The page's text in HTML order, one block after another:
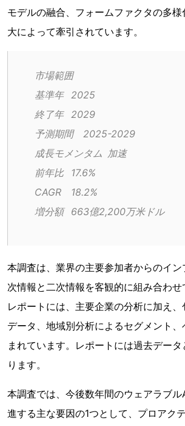
モデルの融合、フォームファクタの多
大によって牽引されています。
市場範囲
基準年	2025
終了年	2029
予測期間	2025-2029
成長モメンタム	加速
前年比	17.6%
CAGR	18.2%
増分額	663億2,200万米ドル
本調査は、業界の主要参加者からのイ
次情報と二次情報を客観的に組み合わせ
レポートには、主要企業の分析に加え
データ、地域別分析によるセグメント
まれています。レポートには過去デー
ります。
本調査では、今後数年間のウェアラブル
進する主な要因の1つとして、プロアク